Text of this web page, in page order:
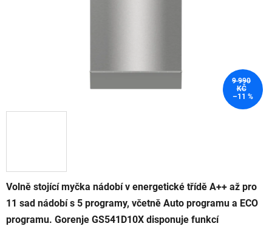
Volně stojící myčka nádobí v energetické třídě A++ až pro
11 sad nádobí s 5 programy, včetně Auto programu a ECO
programu. Gorenje GS541D10X disponuje funkcí
9 990
KČ
–11 %